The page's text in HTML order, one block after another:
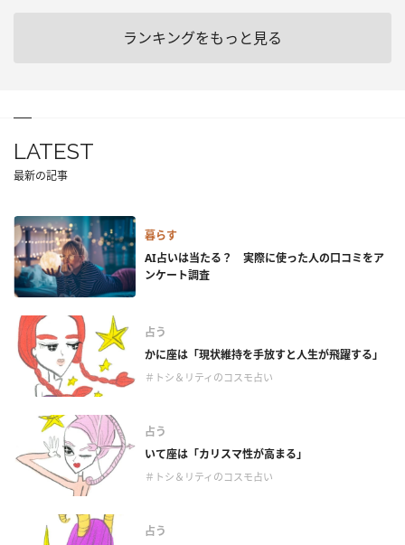
ランキングをもっと見る
LATEST
最新の記事
暮らす
AI占いは当たる？ 実際に使った人の口コミをア
ンケート調査
占う
かに座は「現状維持を手放すと人生が飛躍する」
＃トシ＆リティのコスモ占い
占う
いて座は「カリスマ性が高まる」
＃トシ＆リティのコスモ占い
占う